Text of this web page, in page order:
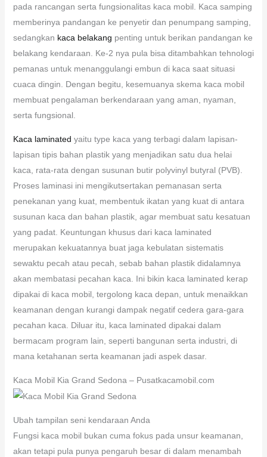
pada rancangan serta fungsionalitas kaca mobil. Kaca samping
memberinya pandangan ke penyetir dan penumpang samping,
sedangkan kaca belakang penting untuk berikan pandangan ke
belakang kendaraan. Ke-2 nya pula bisa ditambahkan tehnologi
pemanas untuk menanggulangi embun di kaca saat situasi
cuaca dingin. Dengan begitu, kesemuanya skema kaca mobil
membuat pengalaman berkendaraan yang aman, nyaman,
serta fungsional.
Kaca laminated yaitu type kaca yang terbagi dalam lapisan-
lapisan tipis bahan plastik yang menjadikan satu dua helai
kaca, rata-rata dengan susunan butir polyvinyl butyral (PVB).
Proses laminasi ini mengikutsertakan pemanasan serta
penekanan yang kuat, membentuk ikatan yang kuat di antara
susunan kaca dan bahan plastik, agar membuat satu kesatuan
yang padat. Keuntungan khusus dari kaca laminated
merupakan kekuatannya buat jaga kebulatan sistematis
sewaktu pecah atau pecah, sebab bahan plastik didalamnya
akan membatasi pecahan kaca. Ini bikin kaca laminated kerap
dipakai di kaca mobil, tergolong kaca depan, untuk menaikkan
keamanan dengan kurangi dampak negatif cedera gara-gara
pecahan kaca. Diluar itu, kaca laminated dipakai dalam
bermacam program lain, seperti bangunan serta industri, di
mana ketahanan serta keamanan jadi aspek dasar.
Kaca Mobil Kia Grand Sedona – Pusatkacamobil.com
Ubah tampilan seni kendaraan Anda
Fungsi kaca mobil bukan cuma fokus pada unsur keamanan,
akan tetapi pula punya pengaruh besar di dalam menambah